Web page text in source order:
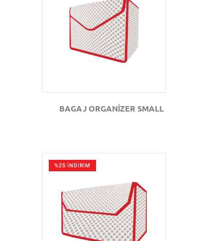
GÖZAT
BAGAJ ORGANİZER SMALL
%25 İNDİRİM
GÖZAT